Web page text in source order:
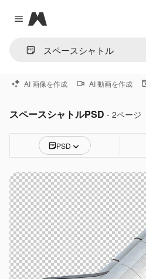
Close menu
Magnific
AI 画像を作成 AI 動画を作成
スペースシャトルPSD - 2ページ
PSD